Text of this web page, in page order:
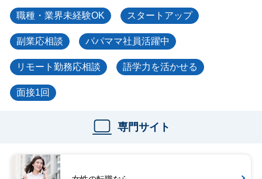
職種・業界未経験OK スタートアップ
副業応相談 パパママ社員活躍中
リモート勤務応相談 語学力を活かせる
面接1回
専門サイト